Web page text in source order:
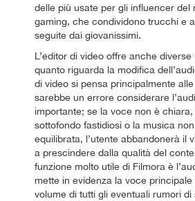
delle più usate per gli influencer del
gaming, che condividono trucchi e
seguite dai giovanissimi.
L’editor di video offre anche
quanto riguarda la modifica
di video si pensa principalmente
sarebbe un errore considerare
importante; se la voce non è
sottofondo fastidiosi o la musica
equilibrata, l’utente abbandonerà il
a prescindere dalla qualità del
funzione molto utile di Filmora è
mette in evidenza la voce
volume di tutti gli eventuali rumori di